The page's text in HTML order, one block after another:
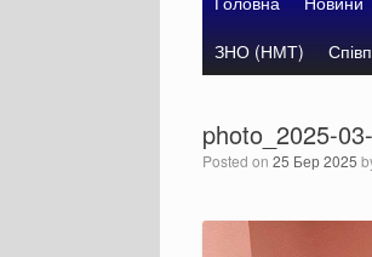
ЗНО (НМТ)
photo_2025-
Posted on 25 Бер 2025